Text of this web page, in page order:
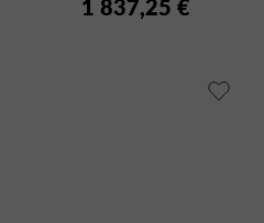
1 837,25 €